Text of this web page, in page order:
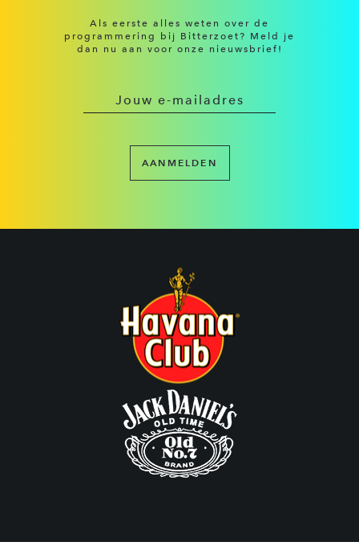
Als eerste alles weten over de
programmering bij Bitterzoet? Meld je
dan nu aan voor onze nieuwsbrief!
AANMELDEN